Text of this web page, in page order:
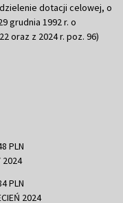
dotacji celowej, o
grudnia 1992 r. o
oraz z 2024 r. poz. 96)
PLN
2024
PLN
2024